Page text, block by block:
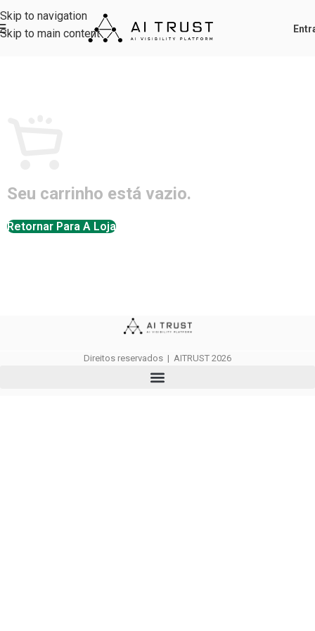
Skip to navigation
Skip to main content
Seu carrinho está vazio.
Retornar Para A Loja
Direitos reservados | AITRUST 2026